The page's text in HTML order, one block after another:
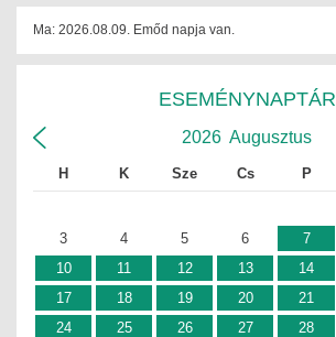
Ma: 2026.08.09. Emőd napja van.
ESEMÉNYNAPTÁR
2026 Augusztus
H K Sze Cs P
3
4 5 6 7
10
11 12 13 14
17
18 19 20 21
24
25 26 27 28